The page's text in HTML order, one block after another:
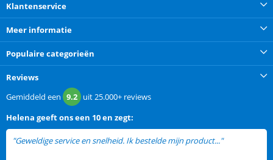
Klantenservice
Meer informatie
Populaire categorieën
Reviews
Gemiddeld een 9.2 uit25.000+ reviews
Helena geeft ons een 10 en zegt:
"Geweldige service en snelheid. Ik bestelde mijn product..."